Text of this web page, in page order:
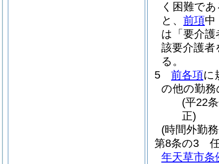
く困難で
と、 前項中
は「要介
該要介護
る。
5
前各項に
の他の勤
(平22
正)
(時間外勤
第8条の3
年天草市条